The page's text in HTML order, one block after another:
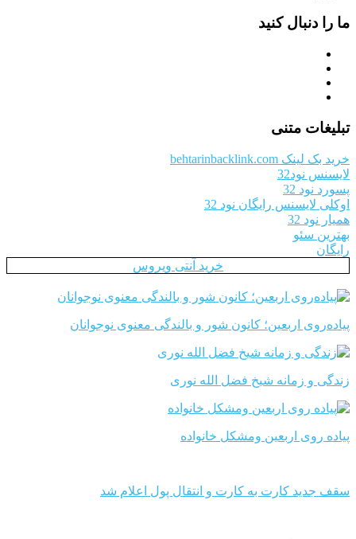
ما را دنبال کنید
تبلیغات متنی
خرید بک لینک behtarinbacklink.com
لایسنس نود32
پسورد نود 32
اوکلی لایسنس رایگان نود 32
همیار نود 32
بهترین سئو
رایگان
خرید آنتی ویروس
پیاده‌روی اربعین؛ کانون شور و بالندگی معنوی نوجوانان
زندگی و زمانه شیخ فضل الله نوری
پیاده روی اربعین ومشکل خانواده
سقف جدید کارت به کارت و انتقال پول اعلام شد